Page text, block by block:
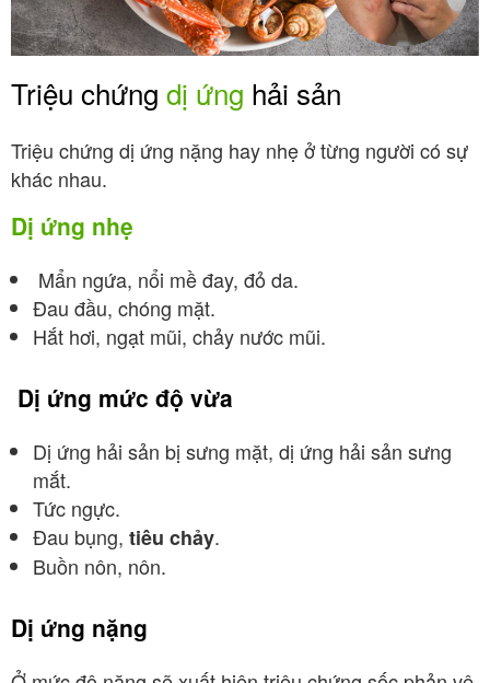
Triệu chứng dị ứng hải sản
Triệu chứng dị ứng nặng hay nhẹ ở từng người có sự
khác nhau.
Dị ứng nhẹ
Mẩn ngứa, nổi mề đay, đỏ da.
Đau đầu, chóng mặt.
Hắt hơi, ngạt mũi, chảy nước mũi.
Dị ứng mức độ vừa
Dị ứng hải sản bị sưng mặt, dị ứng hải sản sưng
mắt.
Tức ngực.
Đau bụng, tiêu chảy.
Buồn nôn, nôn.
Dị ứng nặng